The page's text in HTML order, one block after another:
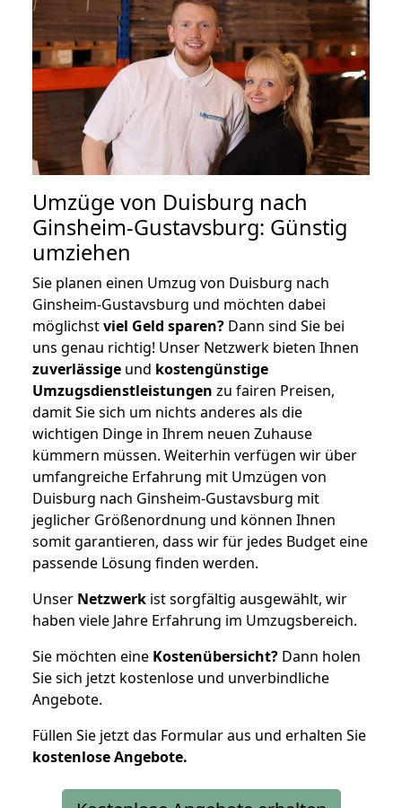
Umzüge von Duisburg nach
Ginsheim-Gustavsburg: Günstig
umziehen
Sie planen einen Umzug von Duisburg nach
Ginsheim-Gustavsburg und möchten dabei
möglichstviel Geld sparen? Dann sind Sie bei
uns genau richtig! Unser Netzwerk bieten Ihnen
zuverlässige und kostengünstige
Umzugsdienstleistungen zu fairen Preisen,
damit Sie sich um nichts anderes als die
wichtigen Dinge in Ihrem neuen Zuhause
kümmern müssen. Weiterhin verfügen wir über
umfangreiche Erfahrung mit Umzügen von
Duisburg nach Ginsheim-Gustavsburg mit
jeglicher Größenordnung und können Ihnen
somit garantieren, dass wir für jedes Budget eine
passende Lösung finden werden.
Unser Netzwerk ist sorgfältig ausgewählt, wir
haben viele Jahre Erfahrung im Umzugsbereich.
Sie möchten eine Kostenübersicht? Dann holen
Sie sich jetzt kostenlose und unverbindliche
Angebote.
Füllen Sie jetzt das Formular aus und erhalten Sie
kostenloseAngebote.